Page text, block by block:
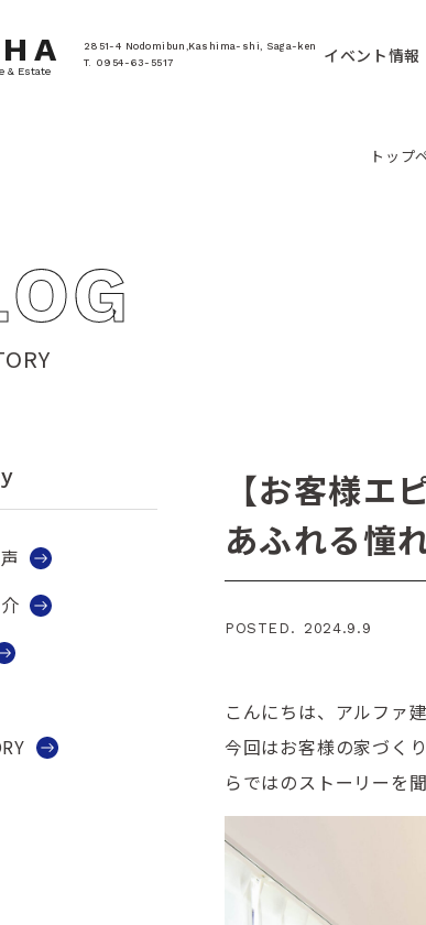
& Estate
2851-4 Nodomibun,Kashima-shi, Saga-ken
T. 0954-63-5517
イベント情報
トップ
【お客様
あふれる憧
POSTED. 2024.9.9
こんにちは、アルファ
今回はお客様の家づく
らではのストーリーを